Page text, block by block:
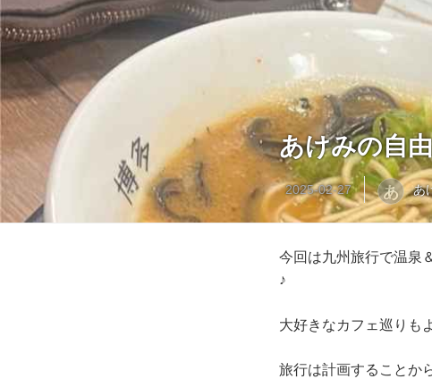
あけみの自
あ あ
今回は九州旅行で温泉
♪
大好きなカフェ巡りも
旅行は計画することか